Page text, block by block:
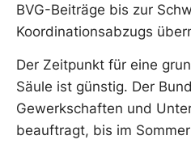
BVG-Beiträge bis zur
Koordinationsabzugs
Der Zeitpunkt für eine
Säule ist günstig. Der
Gewerkschaften und
beauftragt, bis im